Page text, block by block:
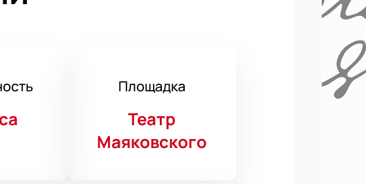
Площадка
Театр
Маяковского